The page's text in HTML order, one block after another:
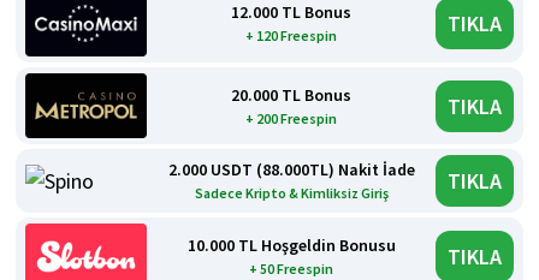
12.000 TL Bonus
+ 120 Freespin TIKLA
20.000 TL Bonus
+ 200 Freespin TIKLA
2.000 USDT (88.000TL) Nakit İade
Sadece Kripto & Kimliksiz Giriş TIKLA
10.000 TL Hoşgeldin Bonusu
+ 50 Freespin TIKLA